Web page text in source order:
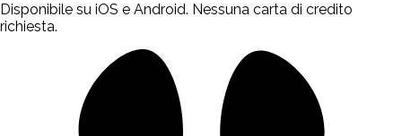
Disponibile su iOS e Android. Nessuna carta di credito
richiesta.